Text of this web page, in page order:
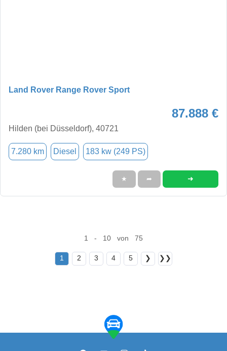
Land Rover Range Rover Sport
87.888 €
Hilden (bei Düsseldorf), 40721
7.280 km Diesel 183 kw (249 PS)
★ ➦ ➜
1 - 10 von 75
1 2 3 4 5 ❯ ❯❯